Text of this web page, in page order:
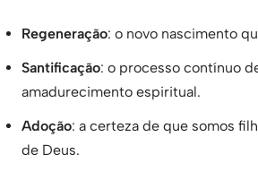
Regeneração: o novo nascimento
Santificação: o processo contínuo
amadurecimento espiritual.
Adoção: a certeza de que somos
de Deus.